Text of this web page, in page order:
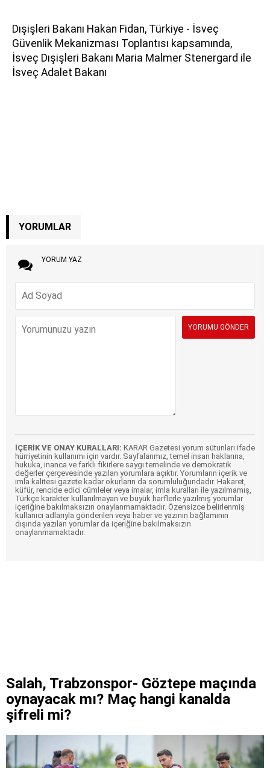
Dışişleri Bakanı Hakan Fidan, Türkiye - İsveç
Güvenlik Mekanizması Toplantısı kapsamında,
İsveç Dışişleri Bakanı Maria Malmer Stenergard ile
İsveç Adalet Bakanı
YORUMLAR
YORUM YAZ
İÇERİK VE ONAY KURALLARI: KARAR Gazetesi yorum sütunları ifade
hürriyetinin kullanımı için vardır. Sayfalarımız, temel insan haklarına,
hukuka, inanca ve farklı fikirlere saygı temelinde ve demokratik
değerler çerçevesinde yazılan yorumlara açıktır. Yorumların içerik ve
imla kalitesi gazete kadar okurların da sorumluluğundadır. Hakaret,
küfür, rencide edici cümleler veya imalar, imla kuralları ile yazılmamış,
Türkçe karakter kullanılmayan ve büyük harflerle yazılmış yorumlar
içeriğine bakılmaksızın onaylanmamaktadır. Özensizce belirlenmiş
kullanıcı adlarıyla gönderilen veya haber ve yazının bağlamının
dışında yazılan yorumlar da içeriğine bakılmaksızın
onaylanmamaktadır.
Salah, Trabzonspor- Göztepe maçında
oynayacak mı? Maç hangi kanalda
şifreli mi?